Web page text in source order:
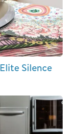
Silence